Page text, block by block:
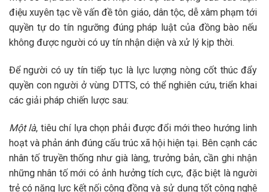
điệu xuyên tạc về vấn đề tôn giáo, dân tộc, dễ xâm phạm tới
quyền tự do tín ngưỡng đúng pháp luật của đồng bào nếu
không được người có uy tín nhận diện và xử lý kịp thời.
Để người có uy tín tiếp tục là lực lượng nòng cốt thúc đẩy
quyền con người ở vùng DTTS, có thể nghiên cứu, triển khai
các giải pháp chiến lược sau:
Một là, tiêu chí lựa chọn phải được đổi mới theo hướng linh
hoạt và phản ánh đúng cấu trúc xã hội hiện tại. Bên cạnh các
nhân tố truyền thống như già làng, trưởng bản, cần ghi nhận
những nhân tố mới có ảnh hưởng tích cực, đặc biệt là người
trẻ có năng lực kết nối cộng đồng và sử dụng tốt công nghệ